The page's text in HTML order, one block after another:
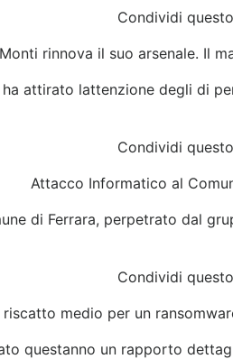
Condividi
Monti rinnova il suo arsenale. Il
attirato lattenzione degli di
Condividi
Attacco Informatico al
di Ferrara, perpetrato dal
Condividi
medio per un
questanno un rapporto